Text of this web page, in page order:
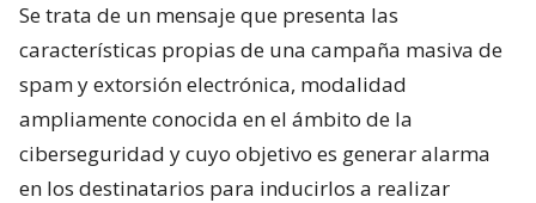
Se trata de un mensaje que presenta las
características propias de una campaña masiva de
spam y extorsión electrónica, modalidad
ampliamente conocida en el ámbito de la
ciberseguridad y cuyo objetivo es generar alarma
en los destinatarios para inducirlos a realizar